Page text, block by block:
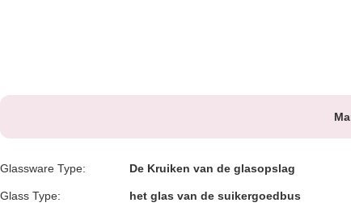
Glassware Type: De Kruiken van de glasopslag
Glass Type: het glas van de suikergoedbus